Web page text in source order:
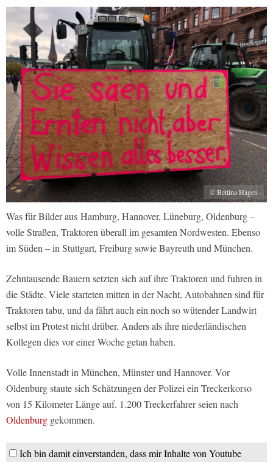
© Bettina Hagen
Was für Bilder aus Hamburg, Hannover, Lüneburg, Oldenburg –
volle Straßen, Traktoren überall im gesamten Nordwesten. Ebenso
im Süden – in Stuttgart, Freiburg sowie Bayreuth und München.
Zehntausende Bauern setzten sich auf ihre Traktoren und fuhren in
die Städte. Viele starteten mitten in der Nacht, Autobahnen sind für
Traktoren tabu, und da fährt auch ein noch so wütender Landwirt
selbst im Protest nicht drüber. Anders als ihre niederländischen
Kollegen dies vor einer Woche getan haben.
Volle Innenstadt in München, Münster und Hannover. Vor
Oldenburg staute sich Schätzungen der Polizei ein Treckerkorso
von 15 Kilometer Länge auf. 1.200 Treckerfahrer seien nach
Oldenburg gekommen.
Ich bin damit einverstanden, dass mir Inhalte von Youtube